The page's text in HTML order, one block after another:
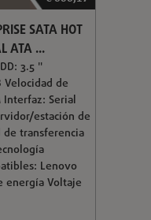
SATA HOT
ATA ...
3.5 "
Velocidad de
Interfaz: Serial
estación de
transferencia
Lenovo
energía Voltaje